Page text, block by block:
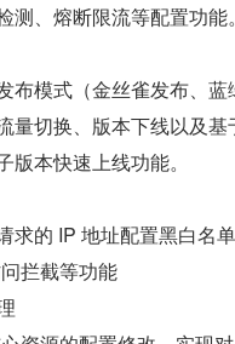
测、熔断限流等配置功能。
布模式（金丝雀发布、
量切换、版本下线以及
版本快速上线功能。
求的 IP 地址配置黑白名
拦截等功能